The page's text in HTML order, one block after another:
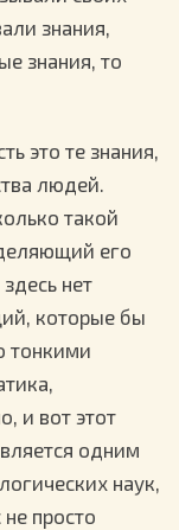
знания,
знания, то
это те знания,
людей.
такой
его
нет
которые бы
тонкими
и вот этот
одним
наук,
просто